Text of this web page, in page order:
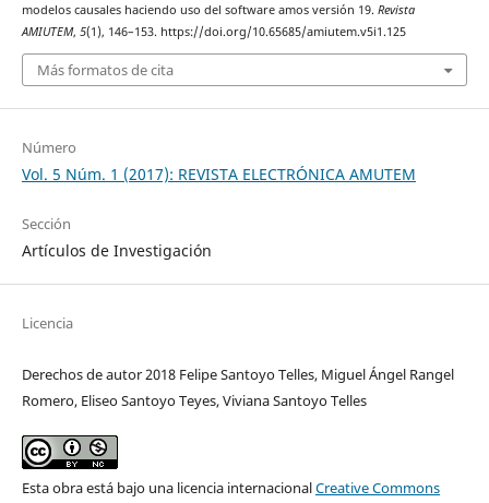
modelos causales haciendo uso del software amos versión 19. Revista
AMIUTEM, 5(1), 146–153. https://doi.org/10.65685/amiutem.v5i1.125
Más formatos de cita
Número
Vol. 5 Núm. 1 (2017): REVISTA ELECTRÓNICA AMUTEM
Sección
Artículos de Investigación
Licencia
Derechos de autor 2018 Felipe Santoyo Telles, Miguel Ángel Rangel
Romero, Eliseo Santoyo Teyes, Viviana Santoyo Telles
Esta obra está bajo una licencia internacionalCreative Commons